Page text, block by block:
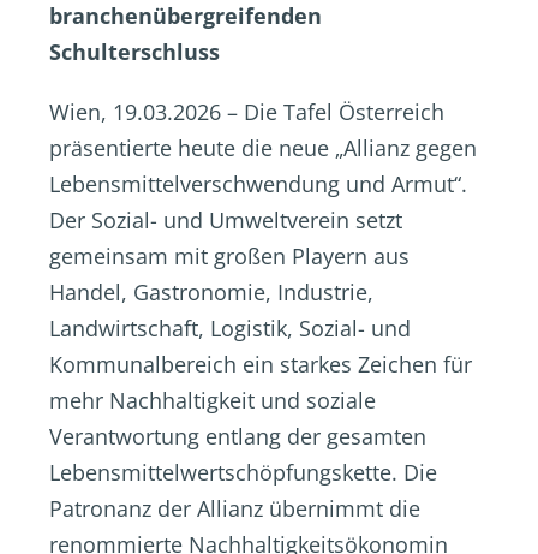
branchenübergreifenden
Schulterschluss
Wien, 19.03.2026 – Die Tafel Österreich
präsentierte heute die neue „Allianz gegen
Lebensmittelverschwendung und Armut“.
Der Sozial- und Umweltverein setzt
gemeinsam mit großen Playern aus
Handel, Gastronomie, Industrie,
Landwirtschaft, Logistik, Sozial- und
Kommunalbereich ein starkes Zeichen für
mehr Nachhaltigkeit und soziale
Verantwortung entlang der gesamten
Lebensmittelwertschöpfungskette. Die
Patronanz der Allianz übernimmt die
renommierte Nachhaltigkeitsökonomin